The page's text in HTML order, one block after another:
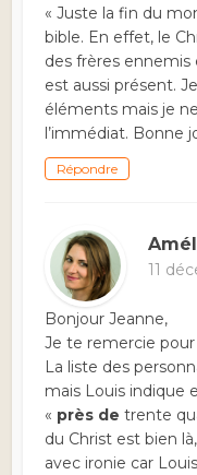
« Juste la fin du
bible. En effet, le
des frères ennemis
est aussi présent.
éléments mais je
l’immédiat. Bonne
Répondre
11
Bonjour Jeanne,
Je te remercie
La liste des
mais Louis indique
« près de trente
du Christ est bien
avec ironie car